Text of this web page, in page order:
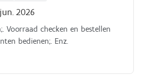
2026
Voorraad checken en bestellen
bedienen;. Enz.